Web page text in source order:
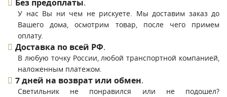
Без предоплаты.
У нас Вы ни чем не рискуете. Мы доставим заказ до
Вашего дома, осмотрим товар, после чего примем
оплату.
Доставка по всей РФ.
В любую точку России, любой транспортной компанией,
наложенным платежом.
7 дней на возврат или обмен.
Светильник не понравился или не подошел?